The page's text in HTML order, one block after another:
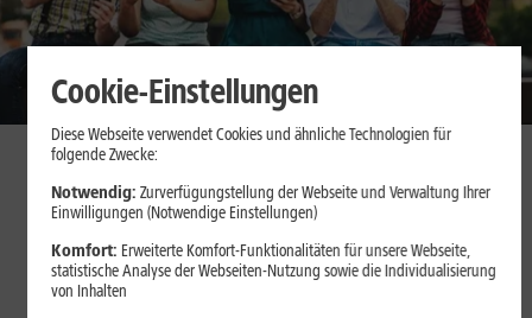
Cookie-Einstellungen
Diese Webseite verwendet Cookies und ähnliche Technologien für
folgende Zwecke:
Notwendig: Zurverfügungstellung der Webseite und Verwaltung Ihrer
Einwilligungen (Notwendige Einstellungen)
Komfort: Erweiterte Komfort-Funktionalitäten für unsere Webseite,
statistische Analyse der Webseiten-Nutzung sowie die Individualisierung
von Inhalten